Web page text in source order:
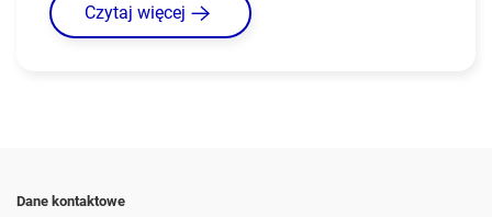
Czytaj więcej
Dane kontaktowe